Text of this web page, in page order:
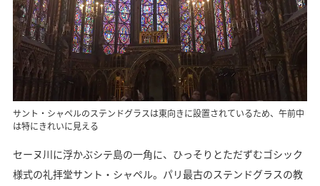
サント・シャペルのステンドグラスは東向きに設置されているため、午前中
は特にきれいに見える
セーヌ川に浮かぶシテ島の一角に、ひっそりとただずむゴシック
様式の礼拝堂サント・シャペル。パリ最古のステンドグラスの教